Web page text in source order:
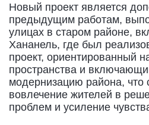
Новый проект является
предыдущим работам,
улицах в старом районе,
Хананель, где был
проект, ориентированный
пространства и
модернизацию района, что
вовлечение жителей в
проблем и усиление